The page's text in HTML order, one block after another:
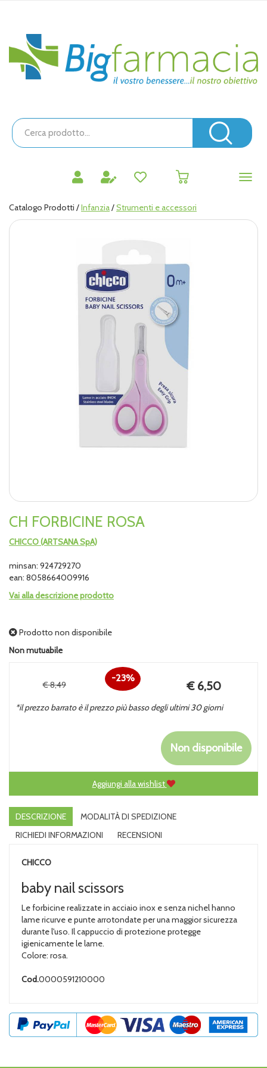
principaleBigfarmacia
Cerca
Prodotto
Catalogo Prodotti /Infanzia/Strumenti e accessori
CH FORBICINE ROSA
CHICCO (ARTSANA SpA)
minsan: 924729270
ean: 8058664009916
Vai alla descrizione prodotto
Prodotto non disponibile
Non mutuabile
Sconto
23%
€ 8,49
Prezzo
scontato
€ 6,50
*il prezzo barrato è il prezzo più basso degli ultimi 30 giorni
Non disponibile
Aggiungi alla wishlist
DESCRIZIONE
MODALITÀ DI SPEDIZIONE
RICHIEDI INFORMAZIONI
RECENSIONI
CHICCO
baby nail scissors
Le forbicine realizzate in acciaio inox e senza nichel hanno
lame ricurve e punte arrotondate per una maggior sicurezza
durante l'uso. Il cappuccio di protezione protegge
igienicamente le lame.
Colore: rosa.
Cod.0000591210000